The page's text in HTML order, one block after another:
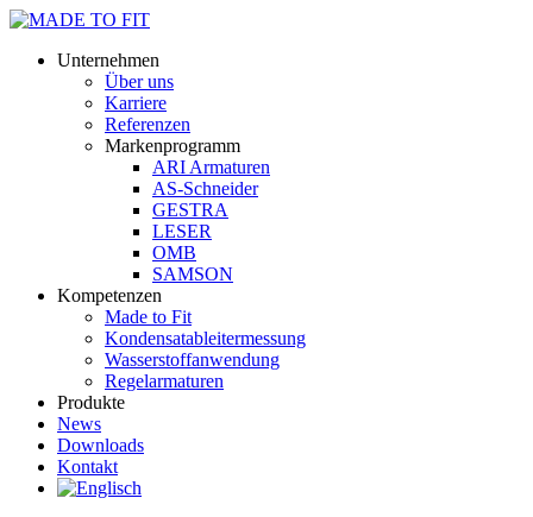
Unternehmen
Über uns
Karriere
Referenzen
Markenprogramm
ARI Armaturen
AS-Schneider
GESTRA
LESER
OMB
SAMSON
Kompetenzen
Made to Fit
Kondensat­ableiter­messung
Wasserstoff­anwendung
Regel­arma­turen
Produkte
News
Downloads
Kontakt